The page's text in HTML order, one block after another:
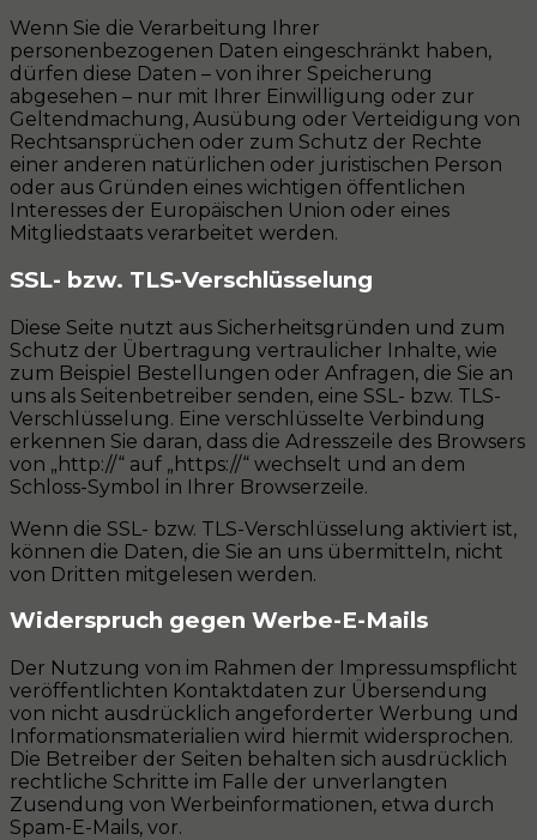
Wenn Sie die Verarbeitung Ihrer
personenbezogenen Daten eingeschränkt haben,
dürfen diese Daten – von ihrer Speicherung
abgesehen – nur mit Ihrer Einwilligung oder zur
Geltendmachung, Ausübung oder Verteidigung von
Rechtsansprüchen oder zum Schutz der Rechte
einer anderen natürlichen oder juristischen Person
oder aus Gründen eines wichtigen öffentlichen
Interesses der Europäischen Union oder eines
Mitgliedstaats verarbeitet werden.
SSL- bzw. TLS-Verschlüsselung
Diese Seite nutzt aus Sicherheitsgründen und zum
Schutz der Übertragung vertraulicher Inhalte, wie
zum Beispiel Bestellungen oder Anfragen, die Sie an
uns als Seitenbetreiber senden, eine SSL- bzw. TLS-
Verschlüsselung. Eine verschlüsselte Verbindung
erkennen Sie daran, dass die Adresszeile des Browsers
von „http://“ auf „https://“ wechselt und an dem
Schloss-Symbol in Ihrer Browserzeile.
Wenn die SSL- bzw. TLS-Verschlüsselung aktiviert ist,
können die Daten, die Sie an uns übermitteln, nicht
von Dritten mitgelesen werden.
Widerspruch gegen Werbe-E-Mails
Der Nutzung von im Rahmen der Impressumspflicht
veröffentlichten Kontaktdaten zur Übersendung
von nicht ausdrücklich angeforderter Werbung und
Informationsmaterialien wird hiermit widersprochen.
Die Betreiber der Seiten behalten sich ausdrücklich
rechtliche Schritte im Falle der unverlangten
Zusendung von Werbeinformationen, etwa durch
Spam-E-Mails, vor.